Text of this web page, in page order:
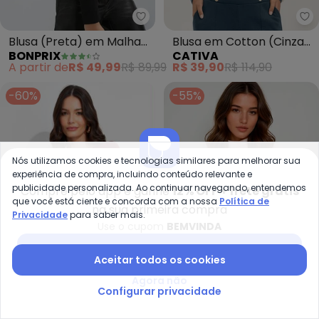
bonprix - Blusa (Preta) em
Blusa (Preta) em Malha
de Algodão Penteado
BONPRIX
A partir deR$ 49,99R$ 89,99
Blusa em Cotton (Cinza
Médio)
CATIVA
R$ 39,90R$ 114,90
-60%
bonprix - Blusa Manga Longa
-55%
Compre pelo app e ganhe12% OFF + frete grátis
na sua primeira compra
Nós utilizamos cookies e tecnologias similares para melhorar sua
experiência de compra, incluindo conteúdo relevante e
publicidade personalizada. Ao continuar navegando, entendemos
que você está ciente e concorda com a nossa Política de
Privacidadepara saber mais.
Aceitar todos os cookies
Configurar privacidade